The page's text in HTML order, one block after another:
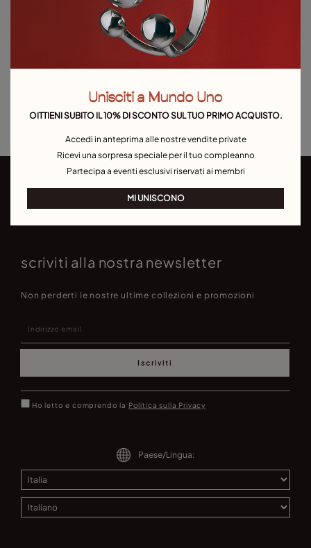
Guida alle taglie e ai vestibilità
Esplora altre categorie Outlet
Outlet Anelli Outlet Orecchini
Outlet Charms
scriviti alla nostra newsletter
Non perderti le nostre ultime collezioni e promozioni
Iscriviti
Ho letto e comprendo la Politica sulla Privacy
Paese/Lingua:
Unisciti a Mundo Uno
OITTIENI SUBITO IL 10% DI SCONTO SUL TUO PRIMO ACQUISTO.
Accedi in anteprima alle nostre vendite private
Ricevi una sorpresa speciale per il tuo compleanno
Partecipa a eventi esclusivi riservati ai membri
MI UNISCONO